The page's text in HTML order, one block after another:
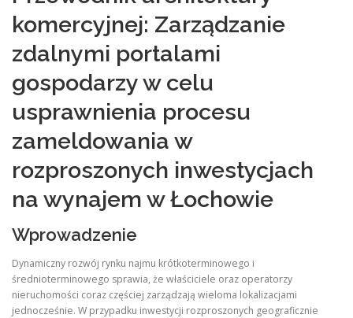
komercyjnej: Zarządzanie
zdalnymi portalami
gospodarzy w celu
usprawnienia procesu
zameldowania w
rozproszonych inwestycjach
na wynajem w Łochowie
Wprowadzenie
Dynamiczny rozwój rynku najmu krótkoterminowego i
średnioterminowego sprawia, że właściciele oraz operatorzy
nieruchomości coraz częściej zarządzają wieloma lokalizacjami
jednocześnie. W przypadku inwestycji rozproszonych geograficznie